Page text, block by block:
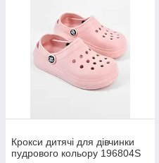
Крокси дитячі для дівчинки
пудрового кольору 196804S